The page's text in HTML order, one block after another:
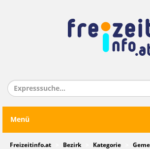
Menü
Freizeitinfo.at Bezirk Kategorie